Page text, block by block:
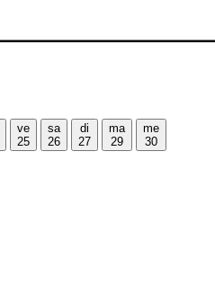
ve
25
sa
26
di
27
ma
29
me
30